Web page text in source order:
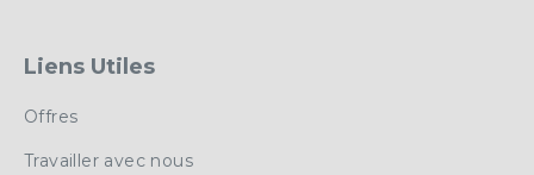
Liens Utiles
Offres
Travailler avec nous